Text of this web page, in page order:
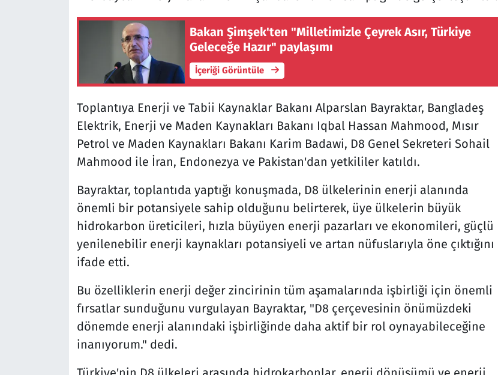
Bakan Şimşek'ten "Milletimizle Çeyrek Asır, Türkiye
Geleceğe Hazır" paylaşımı
İçeriği Görüntüle
Toplantıya Enerji ve Tabii Kaynaklar Bakanı Alparslan Bayraktar, Bangladeş
Elektrik, Enerji ve Maden Kaynakları Bakanı Iqbal Hassan Mahmood, Mısır
Petrol ve Maden Kaynakları Bakanı Karim Badawi, D8 Genel Sekreteri Sohail
Mahmood ile İran, Endonezya ve Pakistan'dan yetkililer katıldı.
Bayraktar, toplantıda yaptığı konuşmada, D8 ülkelerinin enerji alanında
önemli bir potansiyele sahip olduğunu belirterek, üye ülkelerin büyük
hidrokarbon üreticileri, hızla büyüyen enerji pazarları ve ekonomileri, güçlü
yenilenebilir enerji kaynakları potansiyeli ve artan nüfuslarıyla öne çıktığını
ifade etti.
Bu özelliklerin enerji değer zincirinin tüm aşamalarında işbirliği için önemli
fırsatlar sunduğunu vurgulayan Bayraktar, "D8 çerçevesinin önümüzdeki
dönemde enerji alanındaki işbirliğinde daha aktif bir rol oynayabileceğine
inanıyorum." dedi.